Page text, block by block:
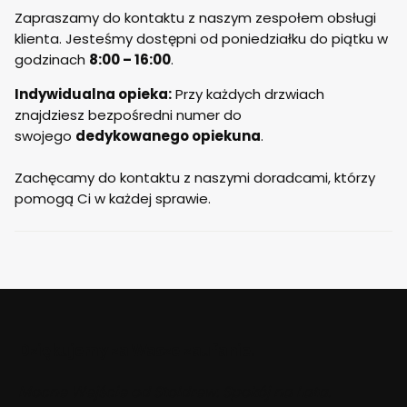
korzysta stoldrew również wypadła
pozytywnie, kurier był miły i spokojnie
zaczekał aż wszystko sprawdziliśmy.
Zapraszamy do kontaktu z naszym zespołem obsługi
klienta. Jesteśmy dostępni od poniedziałku do piątku w
godzinach 8:00 – 16:00.
Indywidualna opieka:Przy każdych drzwiach
znajdziesz bezpośredni numer do
swojego dedykowanego opiekuna.
Zachęcamy do kontaktu z naszymi doradcami, którzy
pomogą Ci w każdej sprawie.